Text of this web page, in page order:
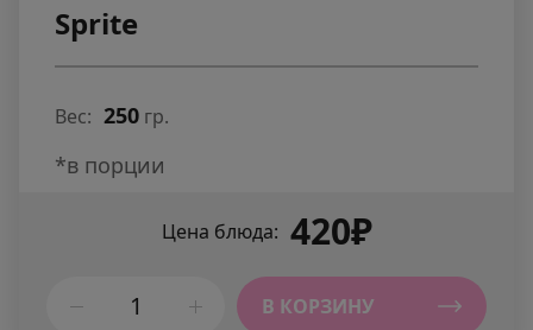
Sprite
Вес: 250 гр.
*в порции
Цена блюда: 420₽
В КОРЗИНУ